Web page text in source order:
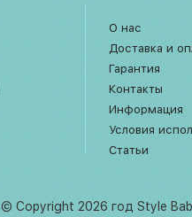
О нас
Доставка и
Гарантия
Контакты
Информация
Условия
Статьи
© Copyright 2026 год Style